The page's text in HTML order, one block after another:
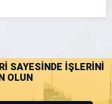
SAYESİNDE İŞLERİNİ
OLUN